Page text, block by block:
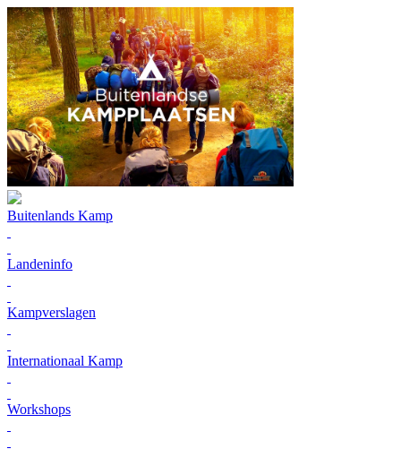
Buitenlands Kamp
Landeninfo
Kampverslagen
Internationaal Kamp
Workshops